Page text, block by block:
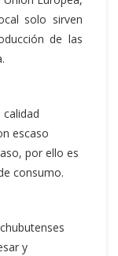
solo sirven
de las
escaso
por ello es
consumo.
y